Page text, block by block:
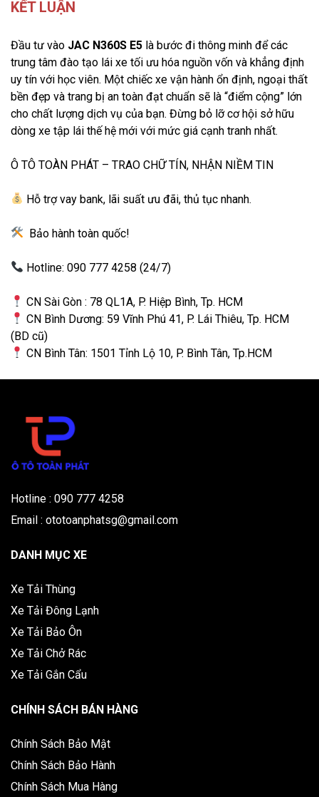
KẾT LUẬN
Đầu tư vào JAC N360S E5 là bước đi thông minh để các
trung tâm đào tạo lái xe tối ưu hóa nguồn vốn và khẳng định
uy tín với học viên. Một chiếc xe vận hành ổn định, ngoại thất
bền đẹp và trang bị an toàn đạt chuẩn sẽ là “điểm cộng” lớn
cho chất lượng dịch vụ của bạn. Đừng bỏ lỡ cơ hội sở hữu
dòng xe tập lái thế hệ mới với mức giá cạnh tranh nhất.
Ô TÔ TOÀN PHÁT – TRAO CHỮ TÍN, NHẬN NIỀM TIN
Hỗ trợ vay bank, lãi suất ưu đãi, thủ tục nhanh.
Bảo hành toàn quốc!
Hotline: 090 777 4258 (24/7)
CN Sài Gòn : 78 QL1A, P. Hiệp Bình, Tp. HCM
CN Bình Dương: 59 Vĩnh Phú 41, P. Lái Thiêu, Tp. HCM
(BD cũ)
CN Bình Tân: 1501 Tỉnh Lộ 10, P. Bình Tân, Tp.HCM
Hotline : 090 777 4258
Email : ototoanphatsg@gmail.com
DANH MỤC XE
Xe Tải Thùng
Xe Tải Đông Lạnh
Xe Tải Bảo Ôn
Xe Tải Chở Rác
Xe Tải Gắn Cẩu
CHÍNH SÁCH BÁN HÀNG
Chính Sách Bảo Mật
Chính Sách Bảo Hành
Chính Sách Mua Hàng